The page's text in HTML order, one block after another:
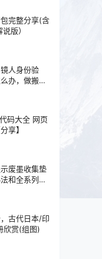
完整分享(含
版）
人身份验
办，做搬运
一下
码大全 网页
享】
废墨收集垫
和全系列清
古代日本/印
欣赏(组图)